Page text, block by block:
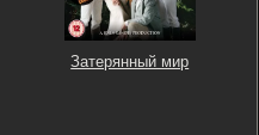
Затерянный мир